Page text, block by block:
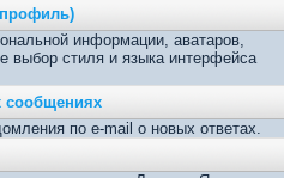
информации, аватаров,
выбор стиля и языка интерфейса
сообщениях
по e-mail о новых ответах.